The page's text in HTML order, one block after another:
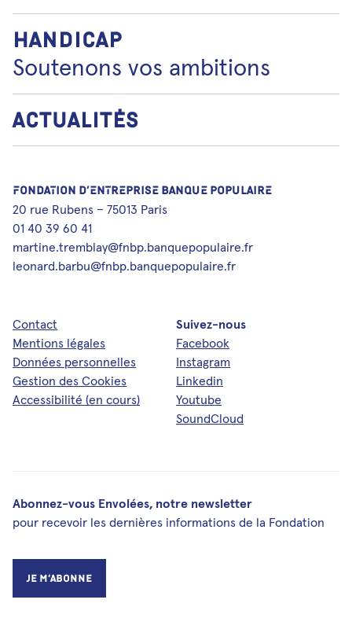
Handicap
Soutenons vos ambitions
Actualités
FONDATION D’ENTREPRISE BANQUE POPULAIRE
20 rue Rubens – 75013 Paris
01 40 39 60 41
martine.tremblay@fnbp.banquepopulaire.fr
leonard.barbu@fnbp.banquepopulaire.fr
Contact
Mentions légales
Données personnelles
Gestion des Cookies
Accessibilité (en cours)
Suivez-nous
Facebook
Instagram
Linkedin
Youtube
SoundCloud
Abonnez-vous Envolées, notre newsletter
pour recevoir les dernières informations de la Fondation
Je m’abonne